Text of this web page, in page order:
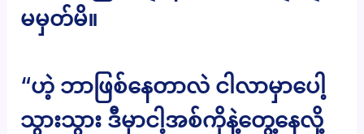
မမှတ်မိ။
“ဟဲ့ ဘာဖြစ်နေတာလဲ ငါလာမှာပေါ့
သွားသွား ဒီမှာငါ့အစ်ကိုနဲ့တွေ့နေလို့